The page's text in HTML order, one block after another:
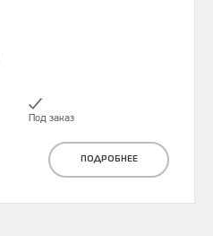
Под заказ
ПОДРОБНЕЕ